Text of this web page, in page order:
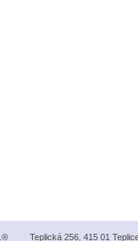
® Teplická 256, 415 01